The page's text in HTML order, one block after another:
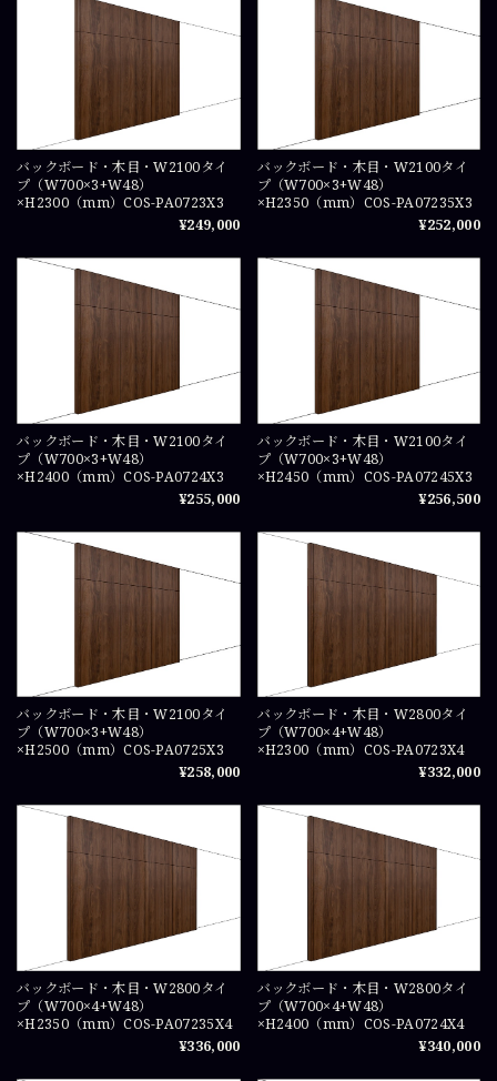
バックボード・木目・W2100タイ
プ（W700×3+W48）
×H2300（mm）COS-PA0723X3
¥249,000
バックボード・木目・W2100タイ
プ（W700×3+W48）
×H2350（mm）COS-PA07235X3
¥252,000
バックボード・木目・W2100タイ
プ（W700×3+W48）
×H2400（mm）COS-PA0724X3
¥255,000
バックボード・木目・W2100タイ
プ（W700×3+W48）
×H2450（mm）COS-PA07245X3
¥256,500
バックボード・木目・W2100タイ
プ（W700×3+W48）
×H2500（mm）COS-PA0725X3
¥258,000
バックボード・木目・W2800タイ
プ（W700×4+W48）
×H2300（mm）COS-PA0723X4
¥332,000
バックボード・木目・W2800タイ
プ（W700×4+W48）
×H2350（mm）COS-PA07235X4
¥336,000
バックボード・木目・W2800タイ
プ（W700×4+W48）
×H2400（mm）COS-PA0724X4
¥340,000